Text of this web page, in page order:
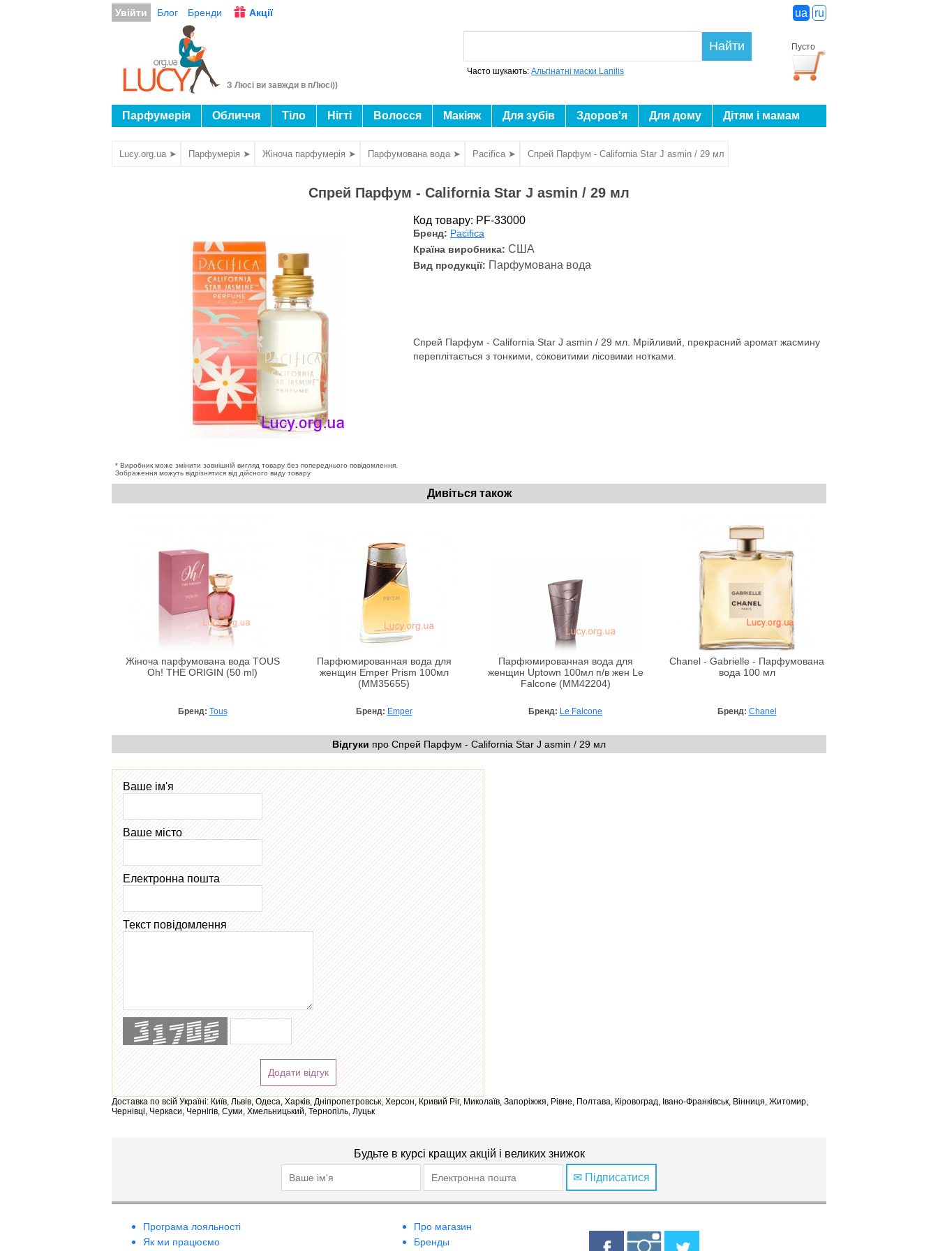
Увійти Блог Бренди Акції ua ru
З Люсі ви завжди в пЛюсі))
Пусто
Найти
Часто шукають: Альгінатні маски Lanilis
Парфумерія Обличчя Тіло Нігті Волосся Макіяж Для зубів Здоров'я Для дому Дітям і мамам
Lucy.org.ua ➤ Парфумерія ➤ Жіноча парфумерія ➤ Парфумована вода ➤ Pacifica ➤ Спрей Парфум - California Star J asmin / 29 мл
Спрей Парфум - California Star J asmin / 29 мл
* Виробник може змінити зовнішній вигляд товару без попереднього повідомлення.
Зображення можуть відрізнятися від дійсного виду товару
Код товару: PF-33000
Бренд: Pacifica
Країна виробника: США
Вид продукції: Парфумована вода
Спрей Парфум - California Star J asmin / 29 мл. Мрійливий, прекрасний аромат жасмину
переплітається з тонкими, соковитими лісовими нотками.
Дивіться також
Жіноча парфумована вода TOUS
Oh! THE ORIGIN (50 ml)
Бренд: Tous
Парфюмированная вода для
женщин Emper Prism 100мл
(MM35655)
Бренд: Emper
Парфюмированная вода для
женщин Uptown 100мл п/в жен Le
Falcone (MM42204)
Бренд: Le Falcone
Chanel - Gabrielle - Парфумована
вода 100 мл
Бренд: Chanel
Відгуки про Спрей Парфум - California Star J asmin / 29 мл
Ваше ім'я
Ваше місто
Електронна пошта
Текст повідомлення
Додати відгук
Доставка по всій Україні: Київ, Львів, Одеса, Харків, Дніпропетровськ, Херсон, Кривий Ріг, Миколаїв, Запоріжжя, Рівне, Полтава, Кіровоград, Івано-Франківськ, Вінниця, Житомир,
Чернівці, Черкаси, Чернігів, Суми, Хмельницький, Тернопіль, Луцьк
Будьте в курсі кращих акцій і великих знижок
✉ Підписатися
Програма лояльності
Як ми працюємо
Про магазин
Бренды